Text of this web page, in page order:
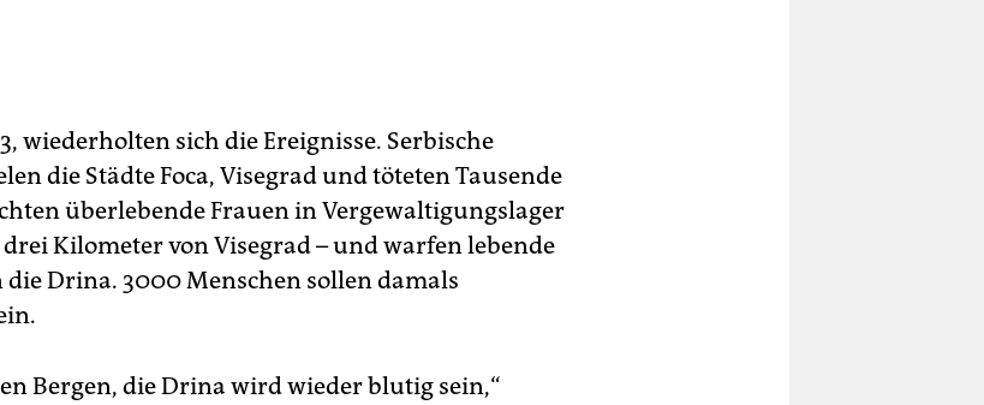
wiederholten sich die Ereignisse. Serbische
die Städte Foca, Visegrad und töteten Tausende
überlebende Frauen in Vergewaltigungslager
Kilometer von Visegrad – und warfen lebende
Drina. 3000 Menschen sollen damals
Bergen, die Drina wird wieder blutig sein,“